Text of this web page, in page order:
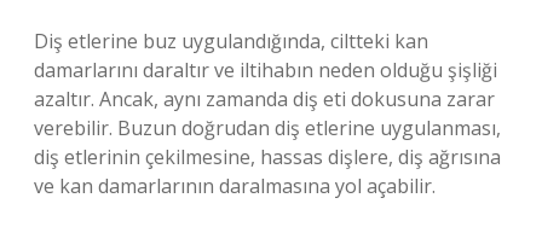
Diş etlerine buz uygulandığında, ciltteki kan
damarlarını daraltır ve iltihabın neden olduğu şişliği
azaltır. Ancak, aynı zamanda diş eti dokusuna zarar
verebilir. Buzun doğrudan diş etlerine uygulanması,
diş etlerinin çekilmesine, hassas dişlere, diş ağrısına
ve kan damarlarının daralmasına yol açabilir.